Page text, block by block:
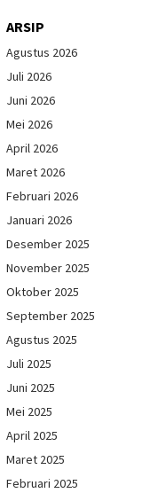
ARSIP
Agustus 2026
Juli 2026
Juni 2026
Mei 2026
April 2026
Maret 2026
Februari 2026
Januari 2026
Desember 2025
November 2025
Oktober 2025
September 2025
Agustus 2025
Juli 2025
Juni 2025
Mei 2025
April 2025
Maret 2025
Februari 2025